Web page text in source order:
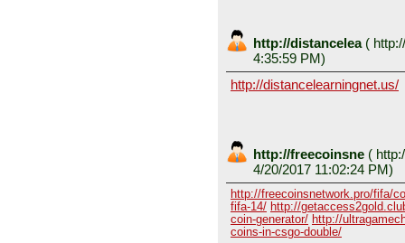
http://distancelea (
4:35:59 PM)
http://distancelearningnet.us/
http://freecoinsne (
4/20/2017 11:02:24 PM)
http://freecoinsnetwork.pro/fifa/
fifa-14/ http://
coin-generator/ http://
coins-in-csgo-double/